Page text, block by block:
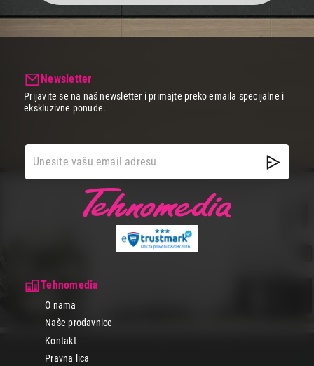
Tehnomedia
O nama
Naše prodavnice
Kontakt
Pravna lica
Newsletter
Prijavite se na naš newsletter i primajte preko emaila specijalne i
ekskluzivne ponude.